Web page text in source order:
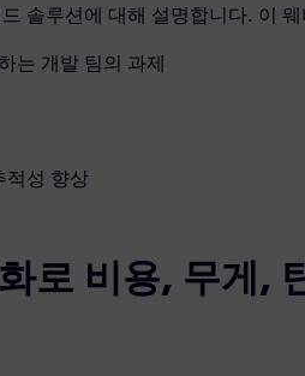
솔루션에 대해 설명합니다. 이
는 개발 팀의 과제
적성 향상
로 비용, 무게,